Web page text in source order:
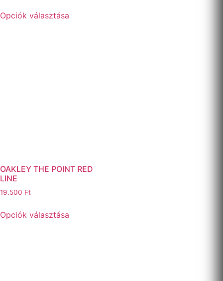
Opciók választása
OAKLEY THE POINT RED
LINE
19.500 Ft
Opciók választása